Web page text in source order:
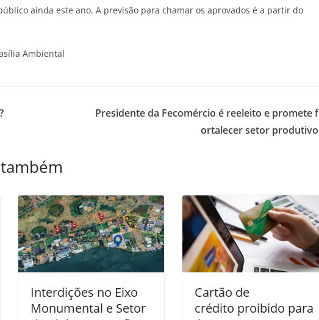
ainda este ano. A previsão para chamar os aprovados é a partir do
Ambiental
Presidente da Fecomércio é reeleito e promete f
ortalecer setor produtivo
Interdições no Eixo
Monumental e Setor
Cartão de
crédito proibido para